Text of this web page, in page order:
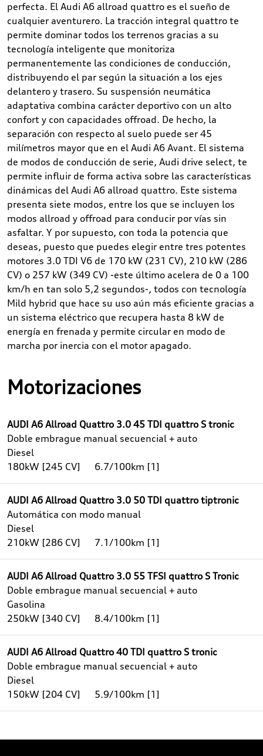
perfecta. El Audi A6 allroad quattro es el sueño de
cualquier aventurero. La tracción integral quattro te
permite dominar todos los terrenos gracias a su
tecnología inteligente que monitoriza
permanentemente las condiciones de conducción,
distribuyendo el par según la situación a los ejes
delantero y trasero. Su suspensión neumática
adaptativa combina carácter deportivo con un alto
confort y con capacidades offroad. De hecho, la
separación con respecto al suelo puede ser 45
milímetros mayor que en el Audi A6 Avant. El sistema
de modos de conducción de serie, Audi drive select, te
permite influir de forma activa sobre las características
dinámicas del Audi A6 allroad quattro. Este sistema
presenta siete modos, entre los que se incluyen los
modos allroad y offroad para conducir por vías sin
asfaltar. Y por supuesto, con toda la potencia que
deseas, puesto que puedes elegir entre tres potentes
motores 3.0 TDI V6 de 170 kW (231 CV), 210 kW (286
CV) o 257 kW (349 CV) -este último acelera de 0 a 100
km/h en tan solo 5,2 segundos-, todos con tecnología
Mild hybrid que hace su uso aún más eficiente gracias a
un sistema eléctrico que recupera hasta 8 kW de
energía en frenada y permite circular en modo de
marcha por inercia con el motor apagado.
Motorizaciones
AUDI A6 Allroad Quattro 3.0 45 TDI quattro S tronic
Doble embrague manual secuencial + auto
Diesel
180kW [245 CV]
6.7/100km [1]
AUDI A6 Allroad Quattro 3.0 50 TDI quattro tiptronic
Automática con modo manual
Diesel
210kW [286 CV]
7.1/100km [1]
AUDI A6 Allroad Quattro 3.0 55 TFSI quattro S Tronic
Doble embrague manual secuencial + auto
Gasolina
250kW [340 CV]
8.4/100km [1]
AUDI A6 Allroad Quattro 40 TDI quattro S tronic
Doble embrague manual secuencial + auto
Diesel
150kW [204 CV]
5.9/100km [1]